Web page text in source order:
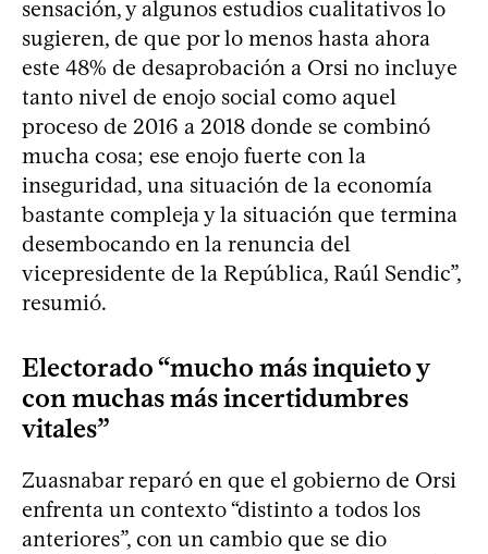
sensación, y algunos estudios cualitativos lo
sugieren, de que por lo menos hasta ahora
este 48% de desaprobación a Orsi no incluye
tanto nivel de enojo social como aquel
proceso de 2016 a 2018 donde se combinó
mucha cosa; ese enojo fuerte con la
inseguridad, una situación de la economía
bastante compleja y la situación que termina
desembocando en la renuncia del
vicepresidente de la República, Raúl Sendic”,
resumió.
Electorado “mucho más inquieto y
con muchas más incertidumbres
vitales”
Zuasnabar reparó en que el gobierno de Orsi
enfrenta un contexto “distinto a todos los
anteriores”, con un cambio que se dio